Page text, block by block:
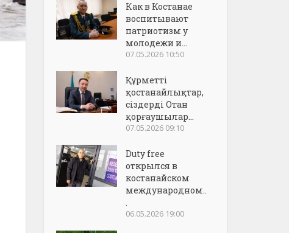
Как в Костанае
воспитывают
патриотизм у
молодежи и...
07.05.2026 10:50
Құрметті
қостанайлықтар,
сіздерді Отан
қорғаушылар...
07.05.2026 09:10
Duty free
открылся в
костанайском
международном..
.
06.05.2026 19:00